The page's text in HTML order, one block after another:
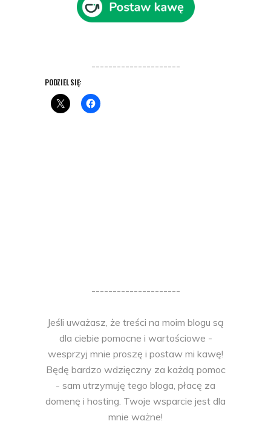
---------------------
PODZIEL SIĘ:
---------------------
Jeśli uważasz, że treści na moim blogu są
dla ciebie pomocne i wartościowe -
wesprzyj mnie proszę i postaw mi kawę!
Będę bardzo wdzięczny za każdą pomoc
- sam utrzymuję tego bloga, płacę za
domenę i hosting. Twoje wsparcie jest dla
mnie ważne!